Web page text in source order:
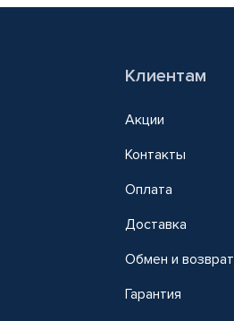
Клиентам
Акции
Контакты
Оплата
Доставка
Обмен и возврат
Гарантия